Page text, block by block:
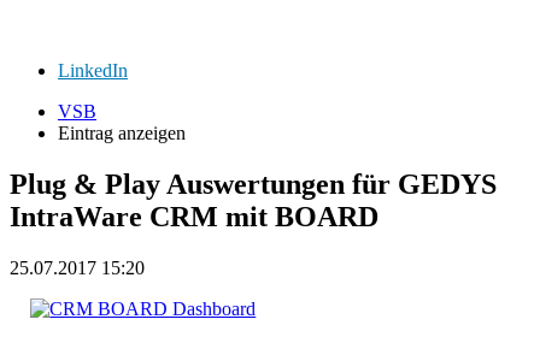
LinkedIn
VSB
Eintrag anzeigen
Plug & Play Auswertungen für GEDYS
IntraWare CRM mit BOARD
25.07.2017 15:20